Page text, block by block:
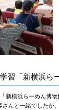
習「新横浜ら
新横浜らーめん博
さんと一緒でしたが